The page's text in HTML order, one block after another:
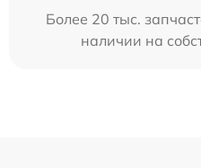
Более 20 тыс.
наличии на